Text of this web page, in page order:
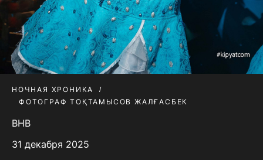
НОЧНАЯ ХРОНИКА
ФОТОГРАФ ТОҚТАМЫСОВ ЖАЛҒАСБЕК
BHB
31 декабря 2025